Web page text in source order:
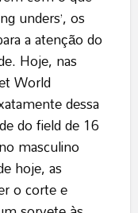
unders’, os
a atenção do
Hoje, nas
World
dessa
do field de 16
masculino
hoje, as
o corte e